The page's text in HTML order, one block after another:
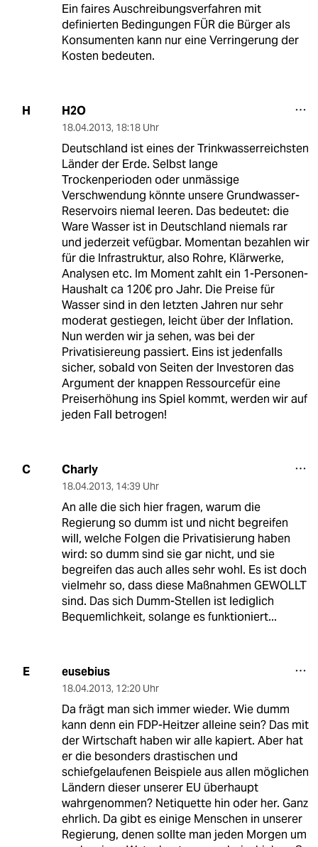
Ein faires Auschreibungsverfahren mit
definierten Bedingungen FÜR die Bürger als
Konsumenten kann nur eine Verringerung der
Kosten bedeuten.
H H2O
18.04.2013, 18:18 Uhr
Deutschland ist eines der Trinkwasserreichsten
Länder der Erde. Selbst lange
Trockenperioden oder unmässige
Verschwendung könnte unsere Grundwasser-
Reservoirs niemal leeren. Das bedeutet: die
Ware Wasser ist in Deutschland niemals rar
und jederzeit vefügbar. Momentan bezahlen wir
für die Infrastruktur, also Rohre, Klärwerke,
Analysen etc. Im Moment zahlt ein 1-Personen-
Haushalt ca 120€ pro Jahr. Die Preise für
Wasser sind in den letzten Jahren nur sehr
moderat gestiegen, leicht über der Inflation.
Nun werden wir ja sehen, was bei der
Privatisiereung passiert. Eins ist jedenfalls
sicher, sobald von Seiten der Investoren das
Argument der knappen Ressourcefür eine
Preiserhöhung ins Spiel kommt, werden wir auf
jeden Fall betrogen!
C Charly
18.04.2013, 14:39 Uhr
An alle die sich hier fragen, warum die
Regierung so dumm ist und nicht begreifen
will, welche Folgen die Privatisierung haben
wird: so dumm sind sie gar nicht, und sie
begreifen das auch alles sehr wohl. Es ist doch
vielmehr so, dass diese Maßnahmen GEWOLLT
sind. Das sich Dumm-Stellen ist lediglich
Bequemlichkeit, solange es funktioniert...
E eusebius
18.04.2013, 12:20 Uhr
Da frägt man sich immer wieder. Wie dumm
kann denn ein FDP-Heitzer alleine sein? Das mit
der Wirtschaft haben wir alle kapiert. Aber hat
er die besonders drastischen und
schiefgelaufenen Beispiele aus allen möglichen
Ländern dieser unserer EU überhaupt
wahrgenommen? Netiquette hin oder her. Ganz
ehrlich. Da gibt es einige Menschen in unserer
Regierung, denen sollte man jeden Morgen um